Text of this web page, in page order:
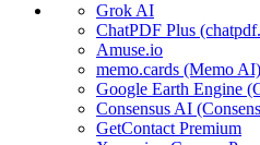
Grok AI
ChatPDF Plus
Amuse.io
memo.cards (Memo AI)
Google Earth Engine
Consensus AI
GetContact Premium